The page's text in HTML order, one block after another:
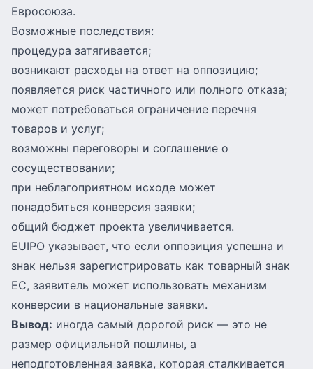
Евросоюза.
Возможные последствия:
процедура затягивается;
возникают расходы на ответ на оппозицию;
появляется риск частичного или полного отказа;
может потребоваться ограничение перечня
товаров и услуг;
возможны переговоры и соглашение о
сосуществовании;
при неблагоприятном исходе может
понадобиться конверсия заявки;
общий бюджет проекта увеличивается.
EUIPO указывает, что если оппозиция успешна и
знак нельзя зарегистрировать как товарный знак
ЕС, заявитель может использовать механизм
конверсии в национальные заявки.
Вывод: иногда самый дорогой риск — это не
размер официальной пошлины, а
неподготовленная заявка, которая сталкивается